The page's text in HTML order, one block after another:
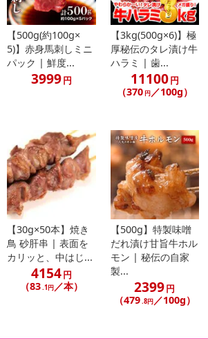
【キャンセルについて】
※お申込み後のキャンセルはお受けできませ
記載されている内容を必ずご確認いただき、
にご納得いただきましたうえでお申し込みく
※パッケージ変更や商品リニューアル（成分
参考の掲載画像や画像内のバーコードなど、
了により、商品詳細内に記載の原産国・原材
合がございます。
あらかじめご了承いただいた上でお申込みく
によるお申込み後のキャンセル・返品交換は
【お支払いについて】
※お支払い方法は、電話料金合算払い、クレ
イントがご利用いただけます。
【発送・お届け・商品について】
※お申込み頂きました商品の同梱、お届けの
【500g(約100g×
5)】赤身馬刺しミニ
パック | 鮮度...
3999円
【3kg(500g×6)】極
厚秘伝のタレ漬け牛
ハラミ | 歯...
11100円
（370 円／100g）
【30g×50本】焼き
鳥 砂肝串 | 表面を
カリッと、中はじ...
4154円
（83.1円／本）
【500g】特製味噌
だれ漬け甘旨牛ホル
モン | 秘伝の自家
製...
2399円
（479.8円／100g）